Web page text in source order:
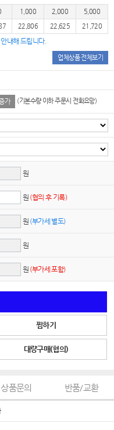
1,000 2,000
5,000
22,806 22,625 21,720
내해 드립니다.
업체상품 전체보기
가 (기본수량 이하 주문시 전화요망)
원
원 (협의 후 기록)
원 (부가세 별도)
원
원 (부가세 포함)
찜하기
대량구매(협의)
상품문의 반품/교환